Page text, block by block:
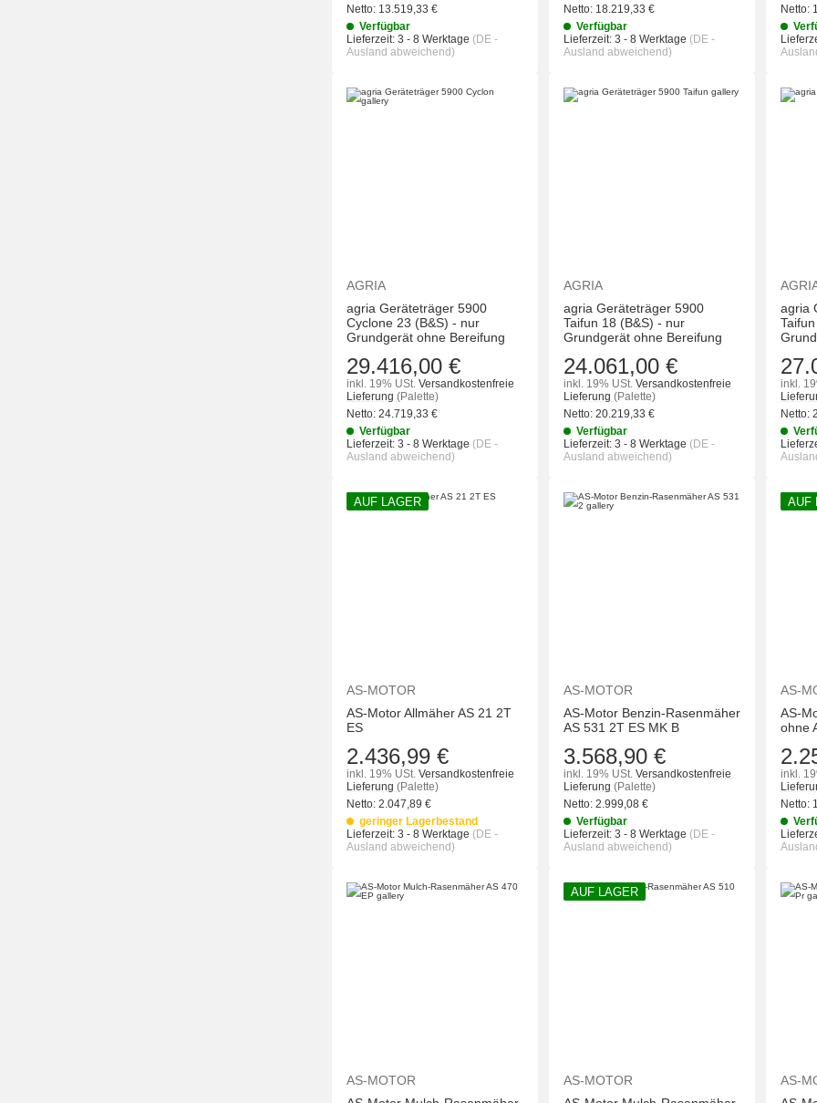
Netto: 13.519,33 €
Verfügbar
Lieferzeit: 3 - 8 Werktage (DE -
Ausland abweichend)
Netto: 18.219,33 €
Verfügbar
Lieferzeit: 3 - 8 Werktage (DE -
Ausland abweichend)
Netto:
AGRIA
agria Geräteträger 5900
Cyclone 23 (B&S) - nur
Grundgerät ohne Bereifung
29.416,00 €
inkl. 19% USt. Versandkostenfreie
Lieferung (Palette)
Netto: 24.719,33 €
Verfügbar
Lieferzeit: 3 - 8 Werktage (DE -
Ausland abweichend)
AGRIA
agria Geräteträger 5900
Taifun 18 (B&S) - nur
Grundgerät ohne Bereifung
24.061,00 €
inkl. 19% USt. Versandkostenfreie
Lieferung (Palette)
Netto: 20.219,33 €
Verfügbar
Lieferzeit: 3 - 8 Werktage (DE -
Ausland abweichend)
agria
inkl.
Netto:
AUF LAGER
AS-MOTOR
AS-Motor Allmäher AS 21 2T
ES
2.436,99 €
inkl. 19% USt. Versandkostenfreie
Lieferung (Palette)
Netto: 2.047,89 €
geringer Lagerbestand
Lieferzeit: 3 - 8 Werktage (DE -
Ausland abweichend)
AS-MOTOR
AS-Motor Benzin-Rasenmäher
AS 531 2T ES MK B
3.568,90 €
inkl. 19% USt. Versandkostenfreie
Lieferung (Palette)
Netto: 2.999,08 €
Verfügbar
Lieferzeit: 3 - 8 Werktage (DE -
Ausland abweichend)
AUF
AS-
AS-
ohne
inkl.
Netto:
AS-MOTOR
AUF LAGER
AS-MOTOR
AS-